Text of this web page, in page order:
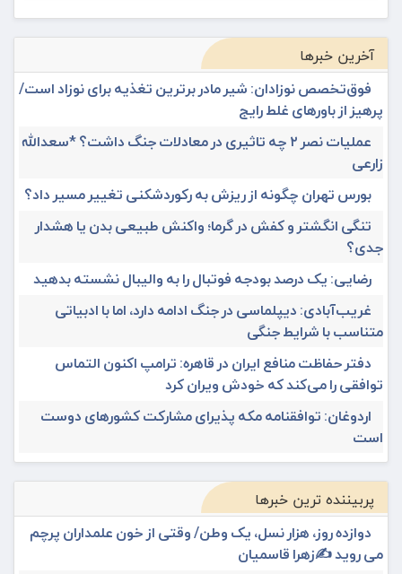
آخرین خبرها
فوق‌تخصص نوزادان: شیر مادر برترین تغذیه برای نوزاد است/
پرهیز از باورهای غلط رایج
عملیات نصر ۲ چه تاثیری در معادلات جنگ داشت؟ *سعدالله
زارعی
بورس تهران چگونه از ریزش به رکوردشکنی تغییر مسیر داد؟
تنگی انگشتر و کفش در گرما؛ واکنش طبیعی بدن یا هشدار
جدی؟
رضایی: یک درصد بودجه فوتبال را به والیبال نشسته بدهید
غریب‌آبادی: دیپلماسی در جنگ ادامه دارد، اما با ادبیاتی
متناسب با شرایط جنگی
دفتر حفاظت منافع ایران در قاهره: ترامپ اکنون التماس
توافقی را می‌کند که خودش ویران کرد
اردوغان: توافقنامه مکه پذیرای مشارکت کشورهای دوست
است
پربیننده ترین خبرها
دوازده روز، هزار نسل، یک وطن/ وقتی از خون علمداران پرچم
می روید ✍️زهرا قاسمیان